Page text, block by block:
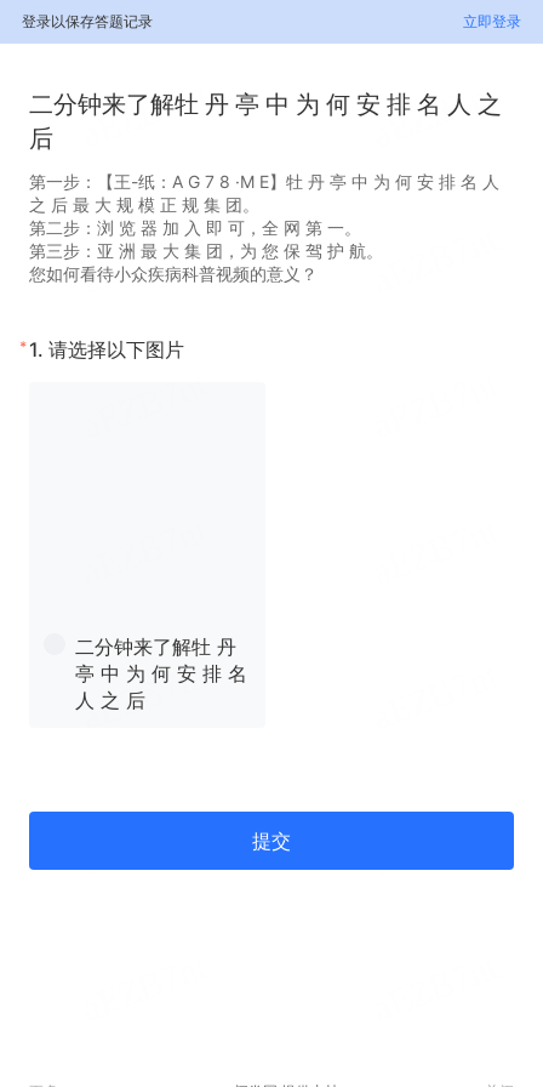
登录以保存答题记录 立即登录
二分钟来了解牡 丹 亭 中 为 何 安 排 名 人 之
后
第一步：【王-纸：A G 7 8 ·M E】牡 丹 亭 中 为 何 安 排 名 人
之 后 最 大 规 模 正 规 集 团。
第二步：浏 览 器 加 入 即 可，全 网 第 一。
第三步：亚 洲 最 大 集 团，为 您 保 驾 护 航。
您如何看待小众疾病科普视频的意义？
* 1. 请选择以下图片
二分钟来了解牡 丹
亭 中 为 何 安 排 名
人 之 后
提交